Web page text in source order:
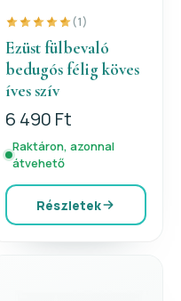
(1)
Ezüst fülbevaló
bedugós félig köves
íves szív
6 490 Ft
Raktáron, azonnal
átvehető
Részletek